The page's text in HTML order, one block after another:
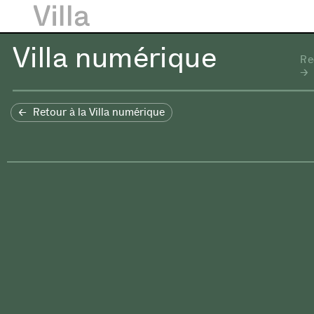
Villa numérique
Retour à la Villa numérique